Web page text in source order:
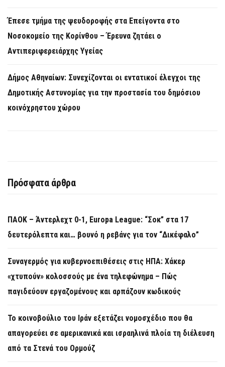
Έπεσε τμήμα της ψευδοροφής στα Επείγοντα στο
Νοσοκομείο της Κορίνθου – Έρευνα ζητάει ο
Αντιπεριφερειάρχης Υγείας
Δήμος Αθηναίων: Συνεχίζονται οι εντατικοί έλεγχοι της
Δημοτικής Αστυνομίας για την προστασία του δημόσιου
κοινόχρηστου χώρου
Πρόσφατα άρθρα
ΠΑΟΚ – Άντερλεχτ 0-1, Europa League: “Σοκ” στα 17
δευτερόλεπτα και… βουνό η ρεβάνς για τον “Δικέφαλο”
Συναγερμός για κυβερνοεπιθέσεις στις ΗΠΑ: Χάκερ
«χτυπούν» κολοσσούς με ένα τηλεφώνημα – Πώς
παγιδεύουν εργαζομένους και αρπάζουν κωδικούς
Το κοινοβούλιο του Ιράν εξετάζει νομοσχέδιο που θα
απαγορεύει σε αμερικανικά και ισραηλινά πλοία τη διέλευση
από τα Στενά του Ορμούζ